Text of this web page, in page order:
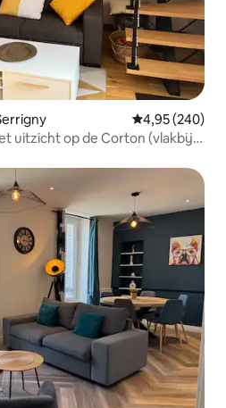
Gemiddelde
4,95 (240)
uitzicht op de Corton (vlakbij